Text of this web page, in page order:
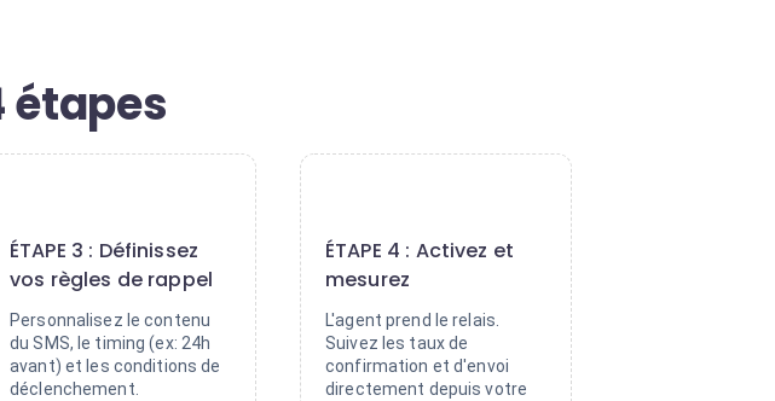
étapes
ÉTAPE 3 : Définissez
vos règles de rappel
Personnalisez le contenu
du SMS, le timing (ex: 24h
avant) et les conditions de
déclenchement.
ÉTAPE 4 : Activez et
mesurez
L'agent prend le relais.
Suivez les taux de
confirmation et d'envoi
directement depuis votre